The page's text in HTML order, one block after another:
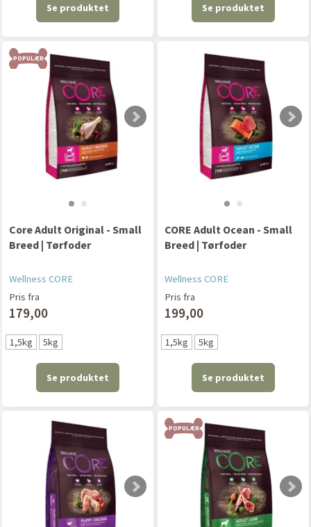
Se produktet Se produktet
POPULÆR
Core Adult Original - Small
Breed | Tørfoder
Wellness CORE
Pris fra
179,00
1,5kg 5kg
Se produktet
CORE Adult Ocean - Small
Breed | Tørfoder
Wellness CORE
Pris fra
199,00
1,5kg 5kg
Se produktet
POPULÆR